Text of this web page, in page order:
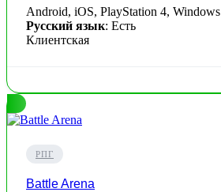
Android, iOS, PlayStation 4, Windows
Русский язык: Есть
Клиентская
РПГ
Battle Arena